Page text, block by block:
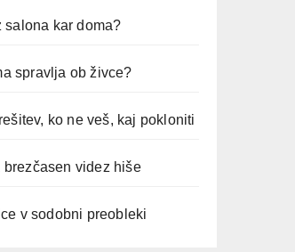
salona kar doma?
spravlja ob živce?
ko ne veš, kaj pokloniti
brezčasen videz hiše
v sodobni preobleki